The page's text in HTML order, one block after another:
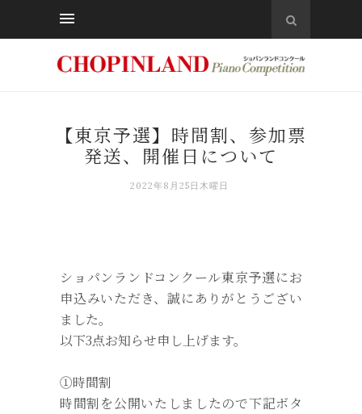
【東京予選】時間割、参加票
発送、開催日について
2022年8月25日木曜日
ショパンランドコンクール東京予選にお
申込みいただき、誠にありがとうござい
ました。
以下3点お知らせ申し上げます。
①時間割
時間割を公開いたしましたので下記ボタ